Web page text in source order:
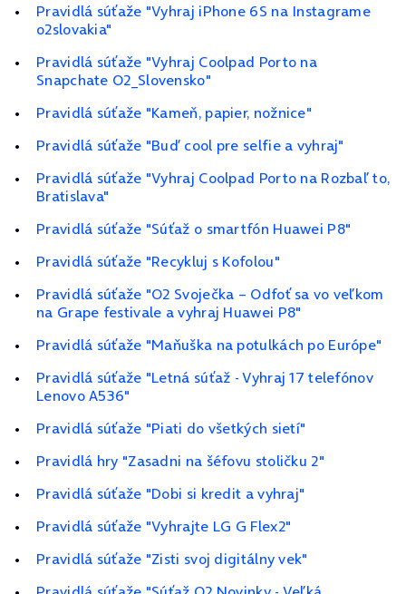
Pravidlá súťaže "Vyhraj iPhone 6S na Instagrame
o2slovakia"
Pravidlá súťaže "Vyhraj Coolpad Porto na
Snapchate O2_Slovensko"
Pravidlá súťaže "Kameň, papier, nožnice"
Pravidlá súťaže "Buď cool pre selfie a vyhraj"
Pravidlá súťaže "Vyhraj Coolpad Porto na Rozbaľ to,
Bratislava"
Pravidlá súťaže "Súťaž o smartfón Huawei P8"
Pravidlá súťaže "Recykluj s Kofolou"
Pravidlá súťaže "O2 Svoječka – Odfoť sa vo veľkom
na Grape festivale a vyhraj Huawei P8"
Pravidlá súťaže "Maňuška na potulkách po Európe"
Pravidlá súťaže "Letná súťaž - Vyhraj 17 telefónov
Lenovo A536"
Pravidlá súťaže "Piati do všetkých sietí"
Pravidlá hry "Zasadni na šéfovu stoličku 2"
Pravidlá súťaže "Dobi si kredit a vyhraj"
Pravidlá súťaže "Vyhrajte LG G Flex2"
Pravidlá súťaže "Zisti svoj digitálny vek"